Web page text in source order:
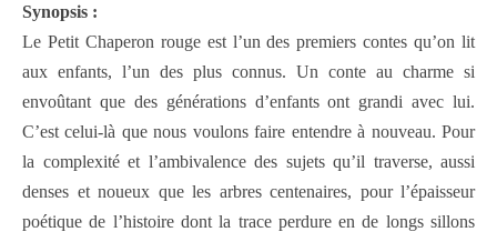
Synopsis :
Le Petit Chaperon rouge est l’un des premiers contes qu’on lit
aux enfants, l’un des plus connus. Un conte au charme si
envoûtant que des générations d’enfants ont grandi avec lui.
C’est celui-là que nous voulons faire entendre à nouveau. Pour
la complexité et l’ambivalence des sujets qu’il traverse, aussi
denses et noueux que les arbres centenaires, pour l’épaisseur
poétique de l’histoire dont la trace perdure en de longs sillons